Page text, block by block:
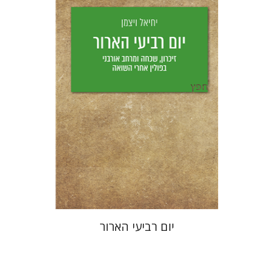
יחיאל ויצמן
יפעת וייס
הנחת אתר ספר מודפס
$28
$25
יום רביעי הארור